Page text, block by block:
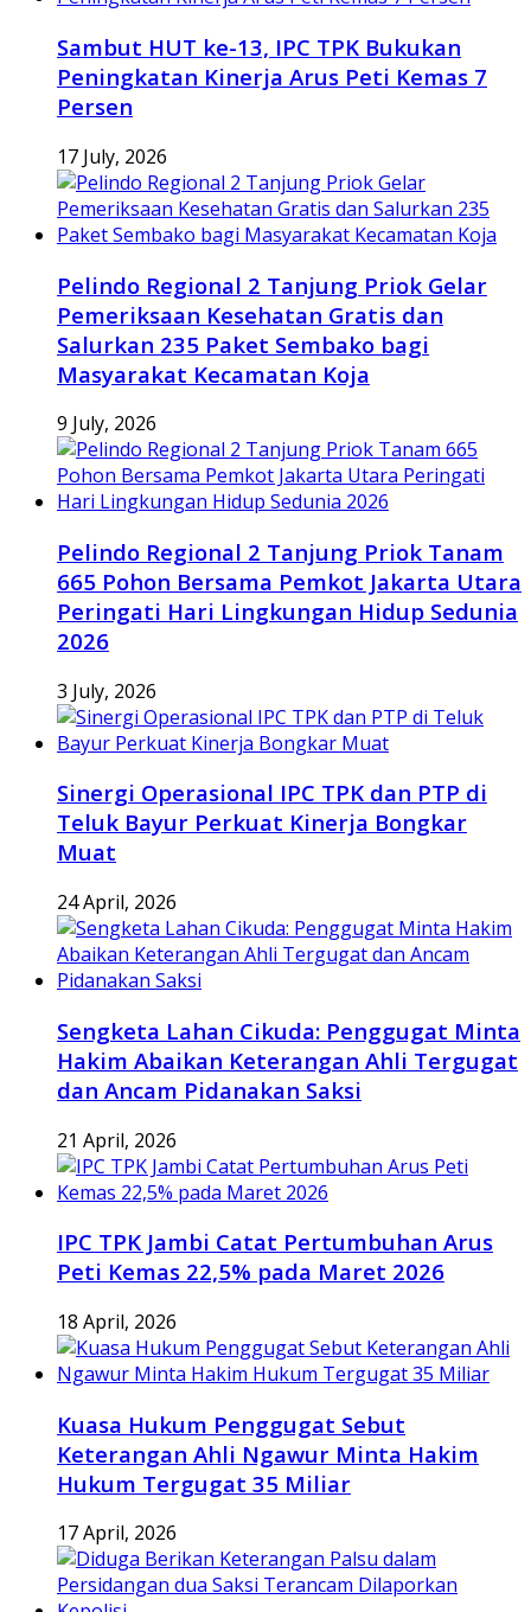
Sambut HUT ke-13, IPC TPK Bukukan
Peningkatan Kinerja Arus Peti Kemas 7
Persen
17 July, 2026
Pelindo Regional 2 Tanjung Priok Gelar
Pemeriksaan Kesehatan Gratis dan
Salurkan 235 Paket Sembako bagi
Masyarakat Kecamatan Koja
9 July, 2026
Pelindo Regional 2 Tanjung Priok Tanam
665 Pohon Bersama Pemkot Jakarta Utara
Peringati Hari Lingkungan Hidup Sedunia
2026
3 July, 2026
Sinergi Operasional IPC TPK dan PTP di
Teluk Bayur Perkuat Kinerja Bongkar
Muat
24 April, 2026
Sengketa Lahan Cikuda: Penggugat Minta
Hakim Abaikan Keterangan Ahli Tergugat
dan Ancam Pidanakan Saksi
21 April, 2026
IPC TPK Jambi Catat Pertumbuhan Arus
Peti Kemas 22,5% pada Maret 2026
18 April, 2026
Kuasa Hukum Penggugat Sebut
Keterangan Ahli Ngawur Minta Hakim
Hukum Tergugat 35 Miliar
17 April, 2026